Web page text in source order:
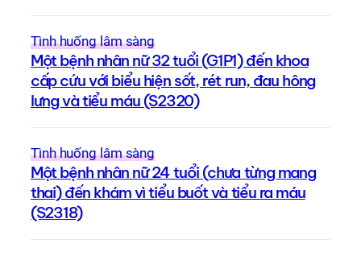
Tình huống lâm sàng
Một bệnh nhân nữ 32 tuổi (G1P1) đến khoa
cấp cứu với biểu hiện sốt, rét run, đau hông
lưng và tiểu máu (S2320)
Tình huống lâm sàng
Một bệnh nhân nữ 24 tuổi (chưa từng mang
thai) đến khám vì tiểu buốt và tiểu ra máu
(S2318)